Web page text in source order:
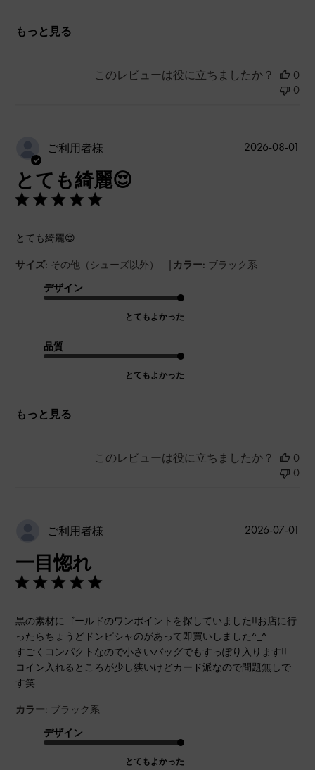
もっと見る
このレビューは役に立ちましたか？
0
0
ご利用者様
とても綺麗😍
とても綺麗😍
サイズ: その他（シューズ以外） | カラー: ブラック系
デザイン
とてもよかった
品質
とてもよかった
もっと見る
2026-08-01
このレビューは役に立ちましたか？
0
0
ご利用者様
一目惚れ
黒の素材にゴールドのワンポイントを探していました!!お店に行
ったらちょうどドンピシャのがあって即買いしました^_^
すごくコンパクトなので小さいバッグでもすっぽり入ります!!
コイン入れるところが少し狭いけどカード派なので問題無しで
す笑
カラー: ブラック系
デザイン
とてもよかった
2026-07-01